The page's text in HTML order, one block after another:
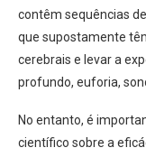
contêm sequências
que supostamente
cerebrais e levar a
profundo, euforia,
No entanto, é
científico sobre a